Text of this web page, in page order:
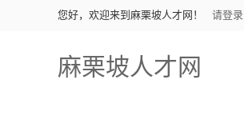
您好，欢迎来到麻栗坡人才网！ 请登录
麻栗坡人才网